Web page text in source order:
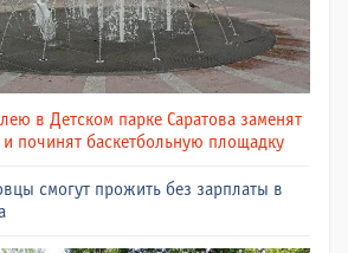
в Детском парке Саратова заменят
починят баскетбольную площадку
смогут прожить без зарплаты в